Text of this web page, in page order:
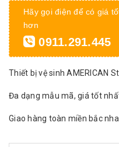
Hãy gọi điện để có giá
hơn
0911.291.445
Thiết bị vệ sinh AMERICAN
Đa dạng mẫu mã, giá tốt
Giao hàng toàn miền bắc